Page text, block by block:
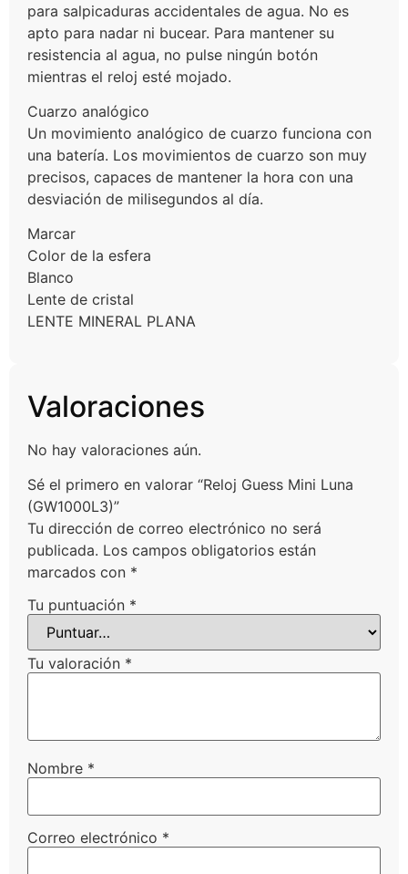
para salpicaduras accidentales de agua. No es
apto para nadar ni bucear. Para mantener su
resistencia al agua, no pulse ningún botón
mientras el reloj esté mojado.
Cuarzo analógico
Un movimiento analógico de cuarzo funciona con
una batería. Los movimientos de cuarzo son muy
precisos, capaces de mantener la hora con una
desviación de milisegundos al día.
Marcar
Color de la esfera
Blanco
Lente de cristal
LENTE MINERAL PLANA
Valoraciones
No hay valoraciones aún.
Sé el primero en valorar “Reloj Guess Mini Luna
(GW1000L3)”
Tu dirección de correo electrónico no será
publicada. Los campos obligatorios están
marcados con *
Tu puntuación *
Tu valoración *
Nombre *
Correo electrónico *